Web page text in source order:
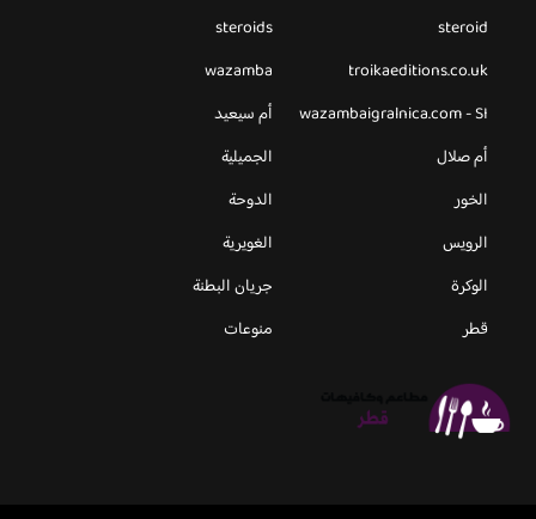
steroid
steroids
troikaeditions.co.uk
wazamba
wazambaigralnica.com - SI
أم سيعيد
أم صلال
الجميلية
الخور
الدوحة
الرويس
الغويرية
الوكرة
جريان البطنة
قطر
منوعات